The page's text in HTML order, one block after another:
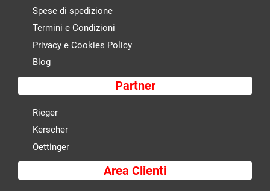
Spese di spedizione
Termini e Condizioni
Privacy e Cookies Policy
Blog
Partner
Rieger
Kerscher
Oettinger
Area Clienti